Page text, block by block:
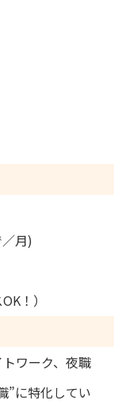
月)
！）
ワーク、夜職
”に特化してい